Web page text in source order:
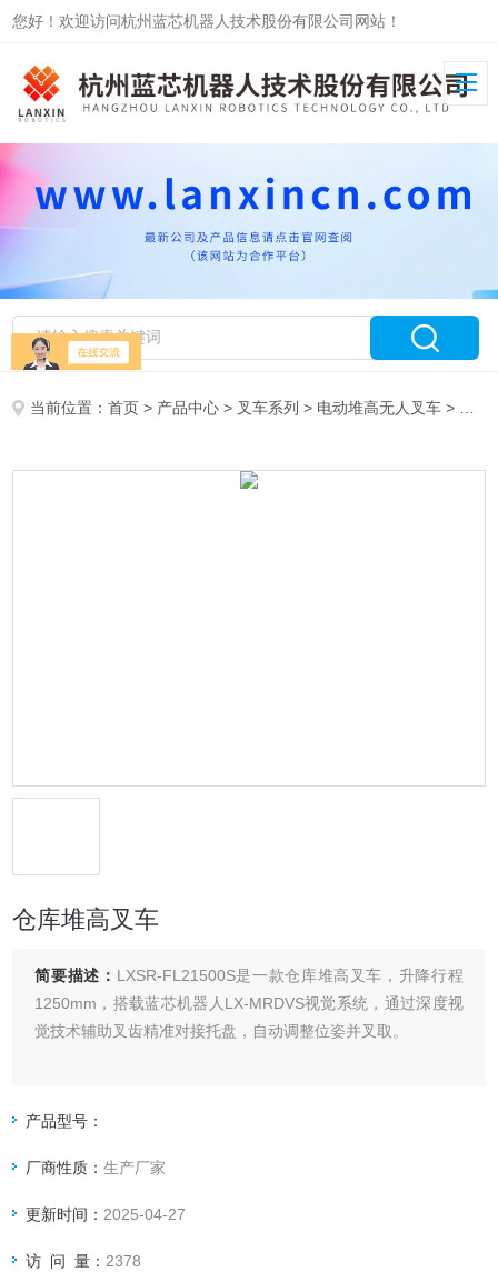
您好！欢迎访问杭州蓝芯机器人技术股份有限公司网站！
当前位置：首页 > 产品中心 > 叉车系列 > 电动堆高无人叉车 > 仓库堆高叉车
仓库堆高叉车
简要描述： LXSR-FL21500S是一款仓库堆高叉车，升降行程
1250mm，搭载蓝芯机器人LX-MRDVS视觉系统，通过深度视
觉技术辅助叉齿精准对接托盘，自动调整位姿并叉取。
产品型号：
厂商性质：生产厂家
更新时间： 2025-04-27
访 问 量： 2378